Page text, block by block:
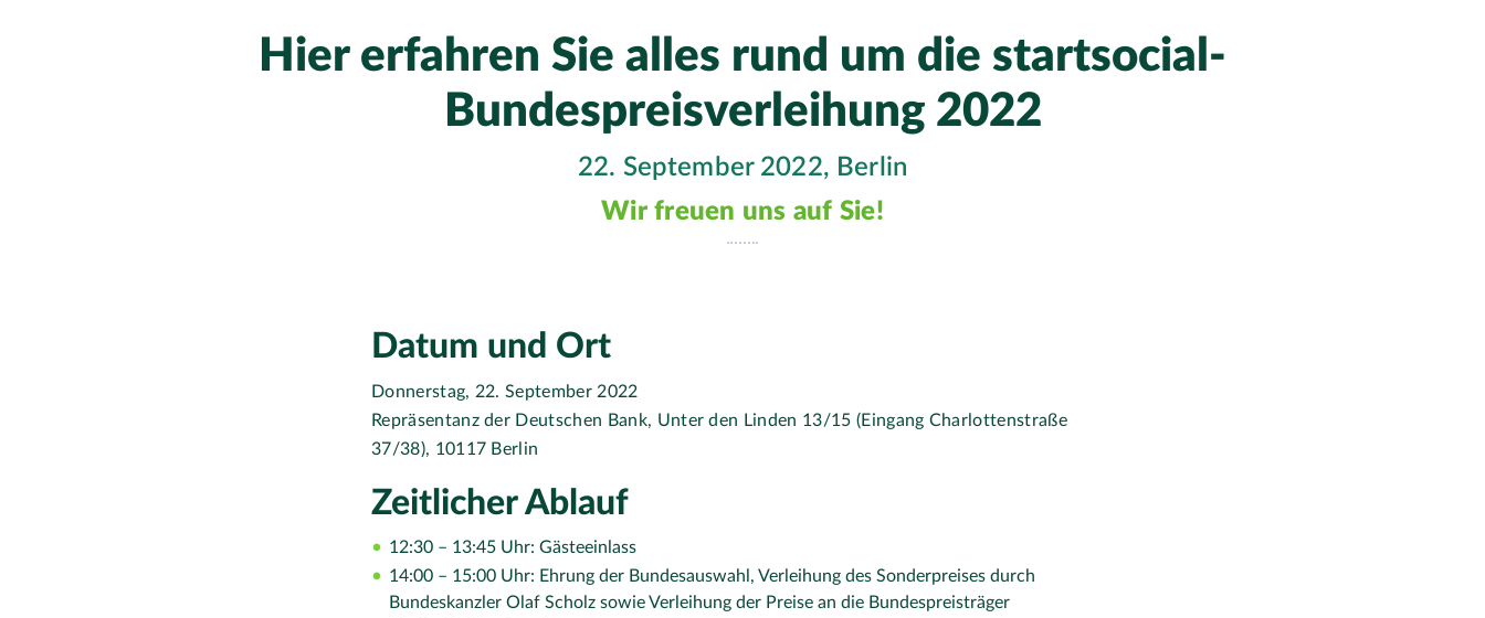
Hier erfahren Sie alles rund um die startsocial-
Bundespreisverleihung 2022
22. September 2022, Berlin
Wir freuen uns auf Sie!
Datum und Ort
Donnerstag, 22. September 2022
Repräsentanz der Deutschen Bank, Unter den Linden 13/15 (Eingang Charlottenstraße
37/38), 10117 Berlin
Zeitlicher Ablauf
12:30 – 13:45 Uhr: Gästeeinlass
14:00 – 15:00 Uhr: Ehrung der Bundesauswahl, Verleihung des Sonderpreises durch
Bundeskanzler Olaf Scholz sowie Verleihung der Preise an die Bundespreisträger